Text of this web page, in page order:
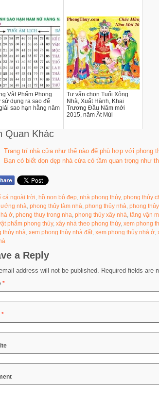
Vật Phẩm Phong
sử dụng ra sao để
sao hạn hằng năm
Tư vấn chọn Tuổi Xông
Nhà, Xuất Hành, Khai
Trương Đầu Năm mới
2015, năm Ất Mùi
Quan Khác
Trang trí nhà cửa như thế nào để phù hợp với phong
Bạn có biết dọn dẹp nhà cửa có tầm quan trọng như
cá ngoài trời hồ non bộ đẹp nhà phong thủy, phong thủy
nhà phong thủy làm nhà phong thủy nhà phong
ở phong thuy trong nha phong thủy xây nhà tăng vận
phẩm phong thủy, xây nhà theo phong thủy, xem phong
thủy nhà xem phong thủy nhà đất xem phong thủy nhà ở
a Reply
address will not be published. Required fields are
*
*